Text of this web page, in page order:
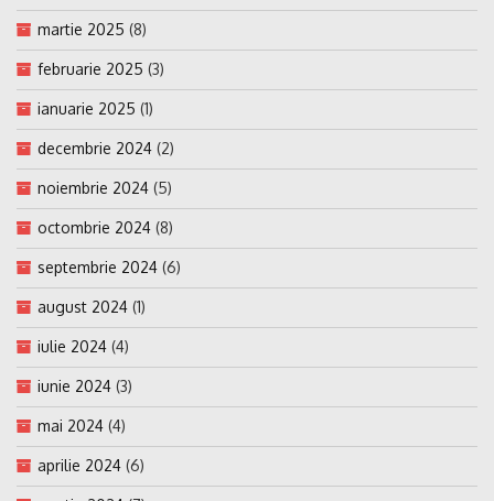
martie 2025 (8)
februarie 2025 (3)
ianuarie 2025 (1)
decembrie 2024 (2)
noiembrie 2024 (5)
octombrie 2024 (8)
septembrie 2024 (6)
august 2024 (1)
iulie 2024 (4)
iunie 2024 (3)
mai 2024 (4)
aprilie 2024 (6)